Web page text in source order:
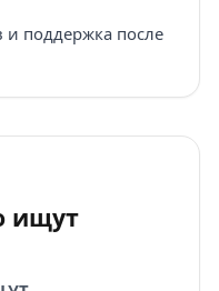
и поддержка после
ищут